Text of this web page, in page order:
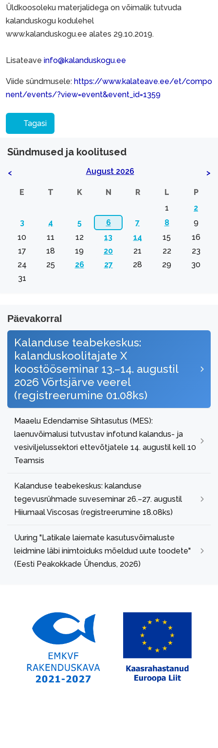
Üldkoosoleku materjalidega on võimalik tutvuda
kalanduskogu kodulehel
www.kalanduskogu.ee alates 29.10.2019.
Lisateave info@kalanduskogu.ee
Viide sündmusele: https://www.kalateave.ee/et/compo
nent/events/?view=event&event_id=1359
Tagasi
Sündmused ja koolitused
< August 2026 >
E T K N R L
P
1
2
3
4 5 6 7 8
9
10
11 12 13 14 15
16
17
18 19 20 21 22
23
24
25 26 27 28 29
30
31
Päevakorral
Kalanduse teabekeskus:
kalanduskoolitajate X
koostööseminar 13.–14. augustil
2026 Võrtsjärve veerel
(registreerumine 01.08ks)
Maaelu Edendamise Sihtasutus (MES):
laenuvõimalusi tutvustav infotund kalandus- ja
vesiviljelussektori ettevõtjatele 14. augustil kell 10
Teamsis
Kalanduse teabekeskus: kalanduse
tegevusrühmade suveseminar 26.–27. augustil
Hiiumaal Viscosas (registreerumine 18.08ks)
Uuring "Latikale laiemate kasutusvõimaluste
leidmine läbi inimtoiduks mõeldud uute toodete"
(Eesti Peakokkade Ühendus, 2026)